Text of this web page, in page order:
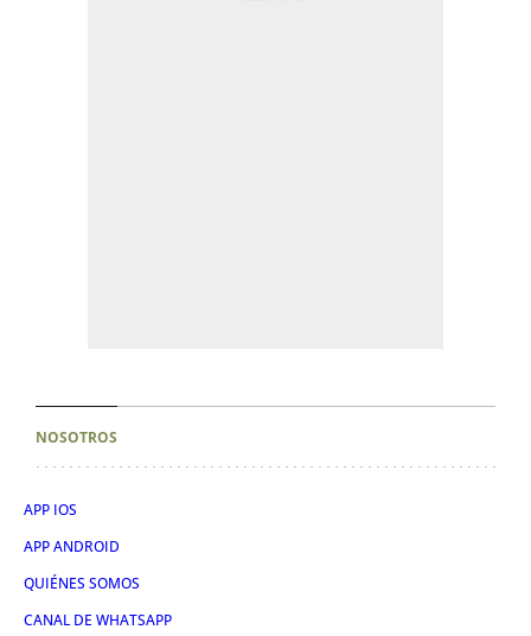
NOSOTROS
APP IOS
APP ANDROID
QUIÉNES SOMOS
CANAL DE WHATSAPP